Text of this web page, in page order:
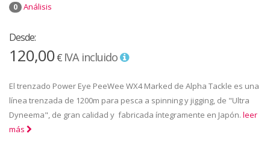
0 Análisis
Desde:
120,00€ IVA incluido
El trenzado Power Eye PeeWee WX4 Marked de Alpha Tackle es una
línea trenzada de 1200m para pesca a spinning y jigging, de "Ultra
Dyneema", de gran calidad y fabricada íntegramente en Japón. leer
más